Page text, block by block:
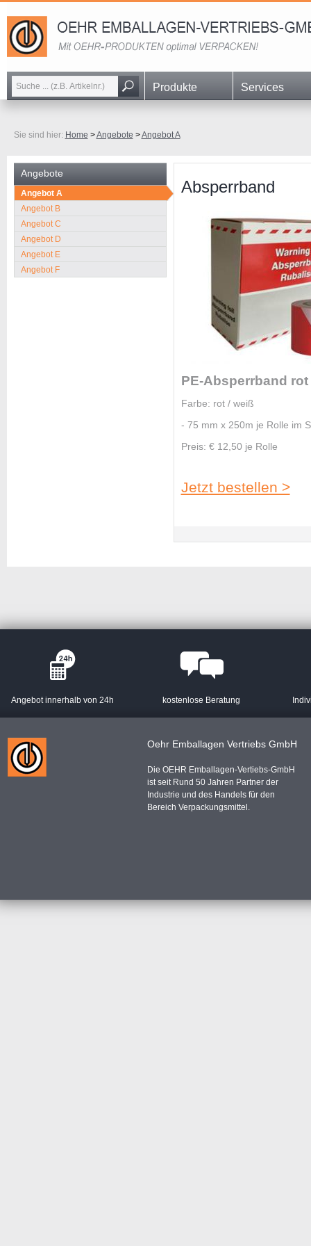
Navigation
überspringen
Produkte Services
Sie sind hier: Home >Angebote >Angebot A
Absperrband
PE-Absperrband rot
Farbe: rot / weiß
- 75 mm x 250m je Rolle im
Preis: € 12,50 je Rolle
Jetzt bestellen >
Angebote
Navigation
überspringen
Angebot A
Angebot B
Angebot C
Angebot D
Angebot E
Angebot F
Angebot innerhalb von 24h kostenlose Beratung
Oehr Emballagen Vertriebs GmbH
Die OEHR Emballagen-Vertiebs-GmbH
ist seit Rund 50 Jahren Partner der
Industrie und des Handels für den
Bereich Verpackungsmittel.